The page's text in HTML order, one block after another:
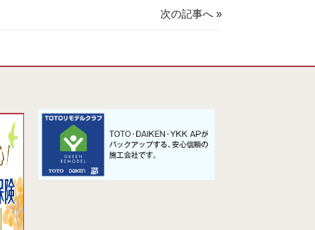
次の記事へ »